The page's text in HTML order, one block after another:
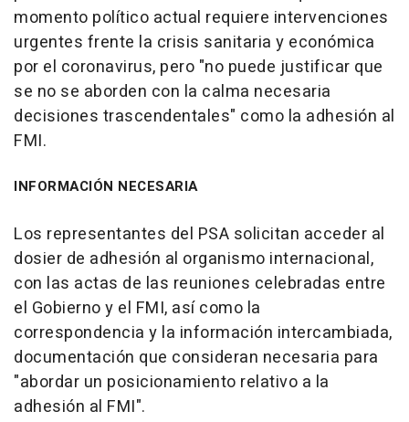
momento político actual requiere intervenciones
urgentes frente la crisis sanitaria y económica
por el coronavirus, pero "no puede justificar que
se no se aborden con la calma necesaria
decisiones trascendentales" como la adhesión al
FMI.
INFORMACIÓN NECESARIA
Los representantes del PSA solicitan acceder al
dosier de adhesión al organismo internacional,
con las actas de las reuniones celebradas entre
el Gobierno y el FMI, así como la
correspondencia y la información intercambiada,
documentación que consideran necesaria para
"abordar un posicionamiento relativo a la
adhesión al FMI".